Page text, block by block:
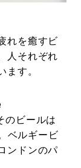
れを癒すビ
人それぞれ
ます。
のビールは
ベルギービ
ンドンのパ